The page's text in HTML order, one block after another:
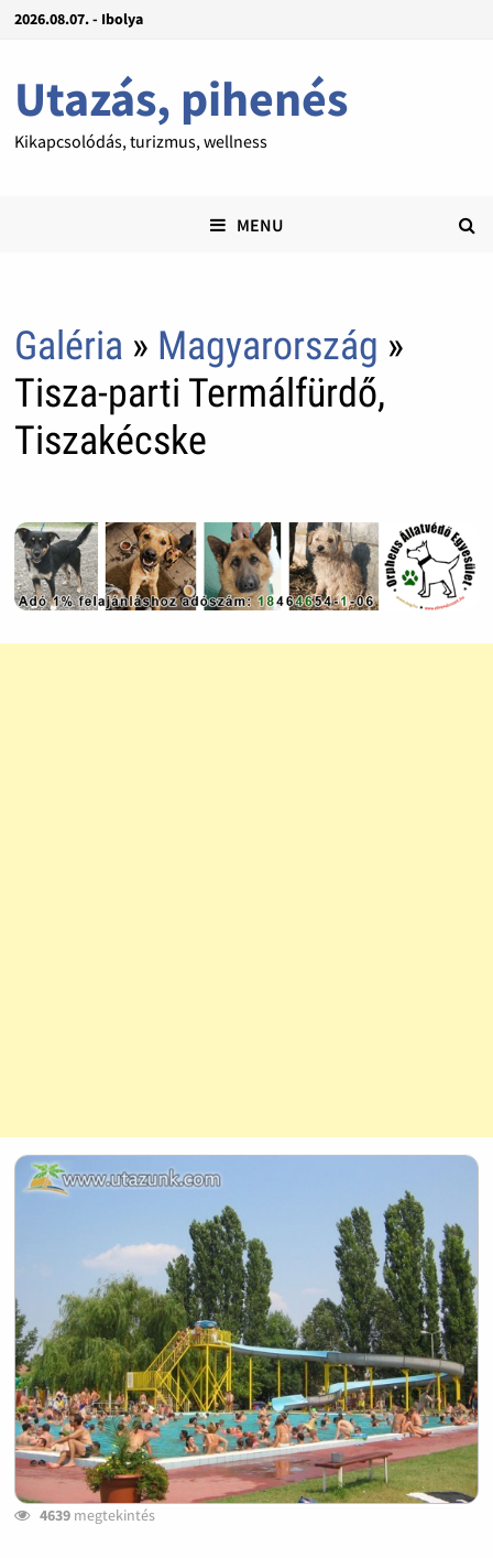
2026.08.07. - Ibolya
Utazás, pihenés
Kikapcsolódás, turizmus, wellness
MENU
Galéria » Magyarország »
Tisza-parti Termálfürdő,
Tiszakécske
4639megtekintés